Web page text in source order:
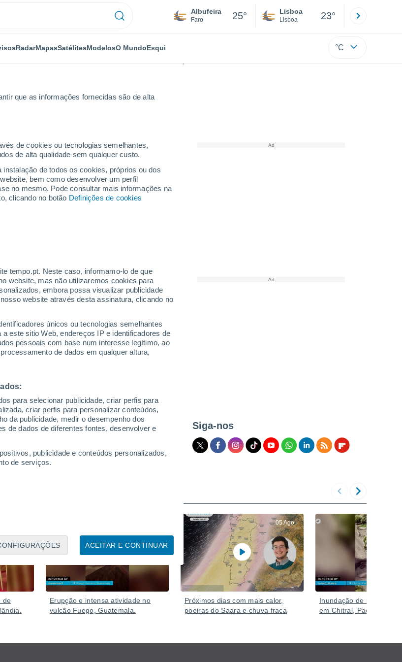
que as informações fornecidas são de alta
de cookies ou tecnologias semelhantes,
de alta qualidade sem qualquer custo.
de todos os cookies, próprios ou dos
bem como desenvolver um perfil
no mesmo. Pode consultar mais informações na
clicando no botão Definições de cookies
tempo.pt. Neste caso, informamo-lo de que
website, mas não utilizaremos cookies para
embora possa visualizar publicidade
website através desta assinatura, clicando no
únicos ou tecnologias semelhantes
este sitio Web, endereços IP e identificadores de
pessoais com base num interesse legítimo, ao
de dados em qualquer altura,
para selecionar publicidade, criar perfis para
criar perfis para personalizar conteúdos,
da publicidade, medir o desempenho dos
de dados de diferentes fontes, desenvolver e
publicidade e conteúdos personalizados,
de serviços.
ACEITAR E CONTINUAR
Albufeira
Faro 25° Lisboa
Lisboa 23°
RadarMapasSatélitesModelosO MundoEsqui °C
após o terremoto de magnitude 7,8 perto da ilha de Mindanao
Filipinas e da
magnitude 7,8
repentinamente como um pequeno
Siga-nos
de
Erupção e intensa atividade no
vulcão Fuego, Guatemala.
05 Ago.
Próximos dias com mais calor,
poeiras do Saara e chuva fraca
Inundação de lama
em Chitral, Paquistão